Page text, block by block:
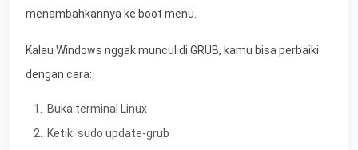
menambahkannya ke boot menu.
Kalau Windows nggak muncul di GRUB, kamu bisa perbaiki
dengan cara:
Buka terminal Linux
Ketik: sudo update-grub